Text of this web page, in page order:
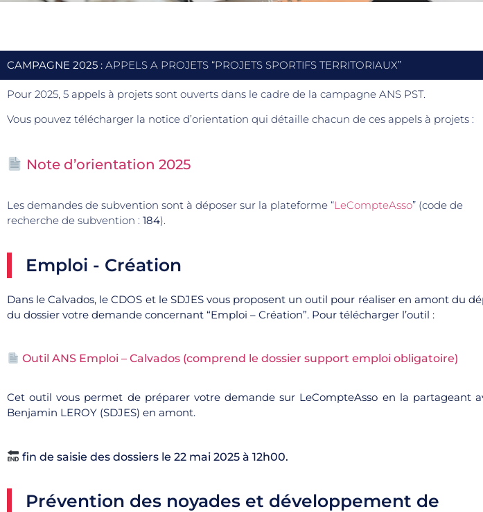
CAMPAGNE 2025 : APPELS A PROJETS “PROJETS SPORTIFS TERRITORIAUX”
Pour 2025, 5 appels à projets sont ouverts dans le cadre de la campagne ANS PST.
Vous pouvez télécharger la notice d’orientation qui détaille chacun de ces appels à projets :
Note d’orientation 2025
Les demandes de subvention sont à déposer sur la plateforme “LeCompteAsso” (code de
recherche de subvention : 184).
Emploi - Création
Dans le Calvados, le CDOS et le SDJES vous proposent un outil pour réaliser en amont du
du dossier votre demande concernant “Emploi – Création”. Pour télécharger l’outil :
Outil ANS Emploi – Calvados (comprend le dossier support emploi obligatoire)
Cet outil vous permet de préparer votre demande sur LeCompteAsso en la partageant
Benjamin LEROY (SDJES) en amont.
fin de saisie des dossiers le 22 mai 2025 à 12h00.
Prévention des noyades et développement de